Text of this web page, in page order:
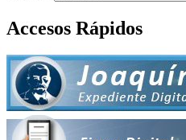
Accesos Rápidos